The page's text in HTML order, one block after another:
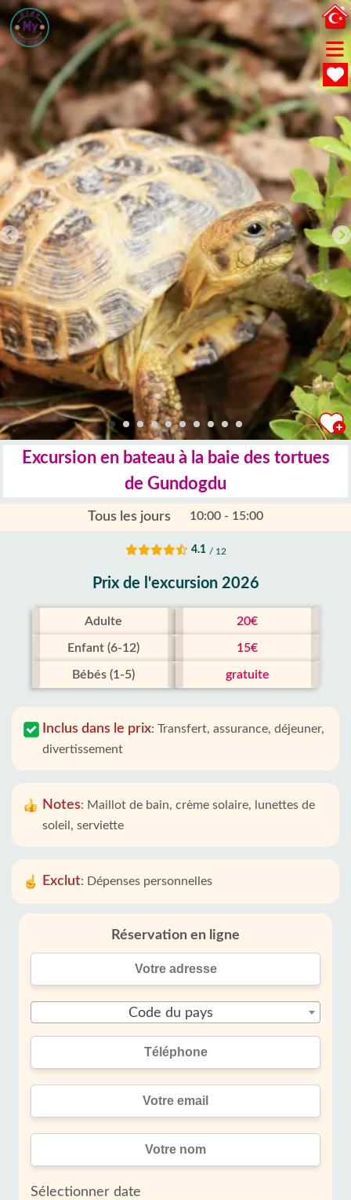
Excursion en bateau à la baie des tortues
de Gundogdu
Tous les jours 10:00 - 15:00
4.1 / 12
Prix ​​de l'excursion 2026
Adulte 20€
Enfant (6-12) 15€
Bébés (1-5) gratuite
Inclus dans le prix: Transfert, assurance, déjeuner,
divertissement
Notes: Maillot de bain, crème solaire, lunettes de
soleil, serviette
Exclut: Dépenses personnelles
Réservation en ligne
Code du pays
Sélectionner date